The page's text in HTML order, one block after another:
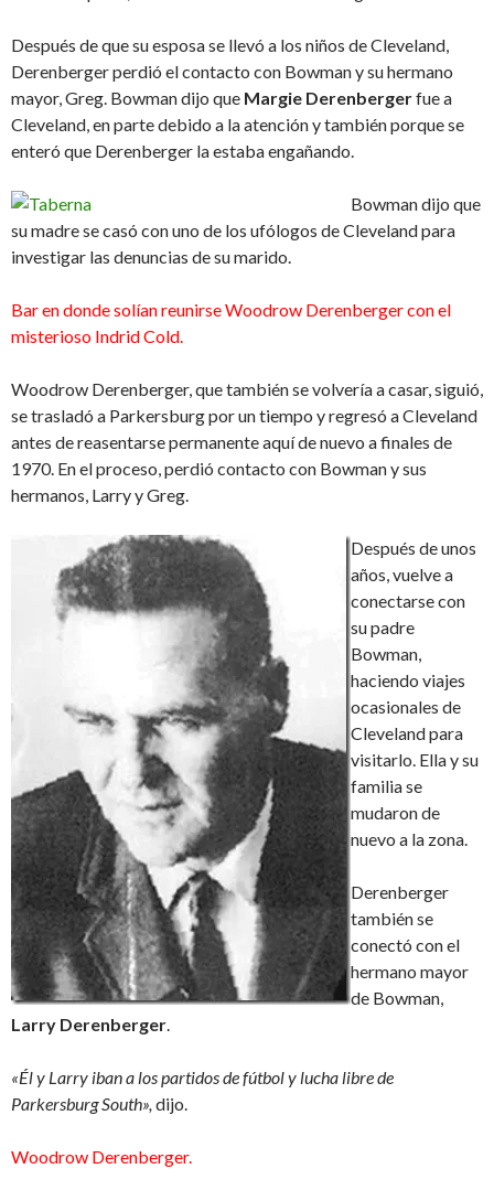
Después de que su esposa se llevó a los niños de Cleveland,
Derenberger perdió el contacto con Bowman y su hermano
mayor, Greg. Bowman dijo que Margie Derenbergerfue a
Cleveland, en parte debido a la atención y también porque se
enteró que Derenberger la estaba engañando.
Bowman dijo que
su madre se casó con uno de los ufólogos de Cleveland para
investigar las denuncias de su marido.
Bar en donde solían reunirse Woodrow Derenberger con el
misterioso Indrid Cold.
Woodrow Derenberger, que también se volvería a casar, siguió,
se trasladó a Parkersburg por un tiempo y regresó a Cleveland
antes de reasentarse permanente aquí de nuevo a finales de
1970. En el proceso, perdió contacto con Bowman y sus
hermanos, Larry y Greg.
Después de unos
años, vuelve a
conectarse con
su padre
Bowman,
haciendo viajes
ocasionales de
Cleveland para
visitarlo. Ella y su
familia se
mudaron de
nuevo a la zona.
Derenberger
también se
conectó con el
hermano mayor
de Bowman,
Larry Derenberger.
«Él y Larry iban a los partidos de fútbol y lucha libre de
Parkersburg South», dijo.
Woodrow Derenberger.